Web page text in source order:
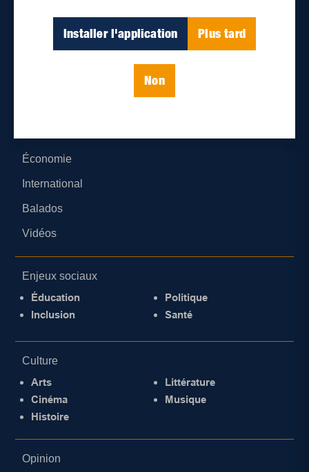
Installer l'application Plus tard
Non
Économie
International
Balados
Vidéos
Enjeux sociaux
Éducation
Inclusion
Politique
Santé
Culture
Arts
Cinéma
Histoire
Littérature
Musique
Opinion